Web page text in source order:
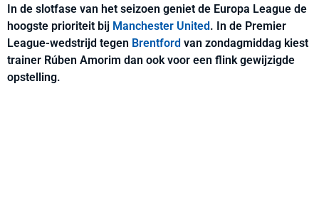
In de slotfase van het seizoen geniet de Europa League de
hoogste prioriteit bij Manchester United. In de Premier
League-wedstrijd tegen Brentford van zondagmiddag kiest
trainer Rúben Amorim dan ook voor een flink gewijzigde
opstelling.